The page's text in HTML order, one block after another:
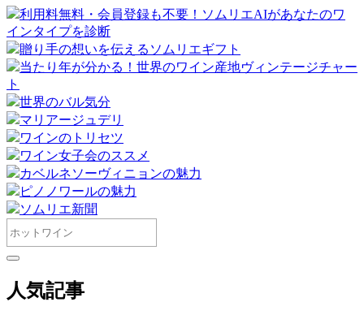
利用料無料・会員登録も不要！ソムリエAIがあなたのワ
インタイプを診断
贈り手の想いを伝えるソムリエギフト
当たり年が分かる！世界のワイン産地ヴィンテージチャー
ト
世界のバル気分
マリアージュデリ
ワインのトリセツ
ワイン女子会のススメ
カベルネソーヴィニョンの魅力
ピノノワールの魅力
ソムリエ新聞
人気記事